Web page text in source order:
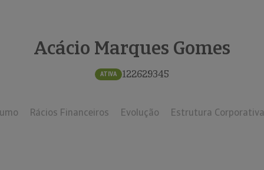
e Monitorização de
| Estudos e
Acácio Marques Gomes
ATIVA 122629345
Rácios Financeiros Evolução Estrutura Corporativa